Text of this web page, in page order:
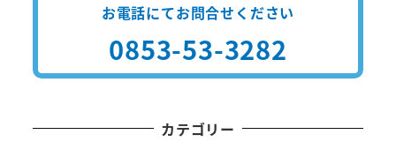
お電話にてお問合せください
0853-53-3282
カテゴリー